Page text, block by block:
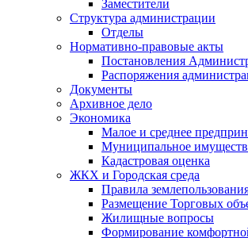
Заместители
Структура администрации
Отделы
Нормативно-правовые акты
Постановления
Распоряжения
Документы
Архивное дело
Экономика
Малое и среднее
Муниципальное
Кадастровая оценка
ЖКХ и Городская среда
Правила
Размещение Торговых
Жилищные вопросы
Формирование